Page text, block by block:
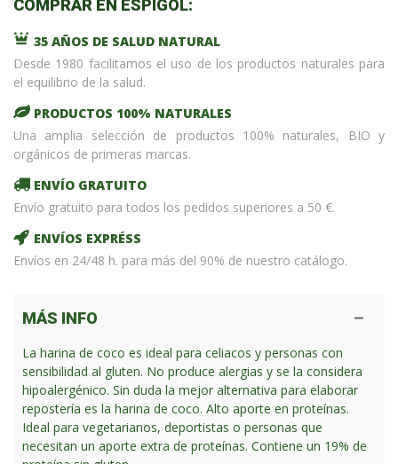
COMPRAR EN ESPÍGOL:
35 AÑOS DE SALUD NATURAL
Desde 1980 facilitamos el uso de los productos naturales para
el equilibrio de la salud.
PRODUCTOS 100% NATURALES
Una amplia selección de productos 100% naturales, BIO y
orgánicos de primeras marcas.
ENVÍO GRATUITO
Envío gratuito para todos los pedidos superiores a 50 €.
ENVÍOS EXPRÉSS
Envíos en 24/48 h. para más del 90% de nuestro catálogo.
MÁS INFO
La harina de coco es ideal para celiacos y personas con
sensibilidad al gluten. No produce alergias y se la considera
hipoalergénico. Sin duda la mejor alternativa para elaborar
repostería es la harina de coco. Alto aporte en proteínas.
Ideal para vegetarianos, deportistas o personas que
necesitan un aporte extra de proteínas. Contiene un 19% de